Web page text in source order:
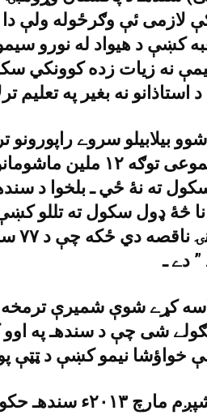
لازمى ئې وګرځوله ولې
کښې د هيواد له نورو
نه زيات زده کوونکي
نه بغير په تعليم
بيلابيلو سروے
١٦ کالو د عمر په
سکول ته نۀ ځي ـ بلخوا د
څۀ ډول سکول ته تللو
دے ـ
کړے شوې شميرې
شى چې د سندهـ په
خواؤشا نيمو کښې د ټټې
دوه کاله وړاندې په